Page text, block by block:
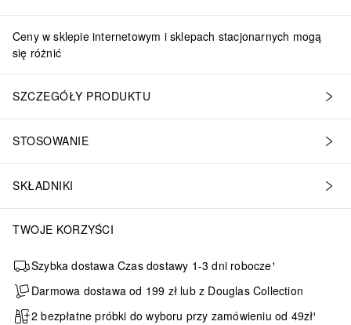
Ceny w sklepie internetowym i sklepach stacjonarnych mogą
się różnić
SZCZEGÓŁY PRODUKTU
STOSOWANIE
SKŁADNIKI
TWOJE KORZYŚCI
Szybka dostawa Czas dostawy 1-3 dni robocze¹
Darmowa dostawa od 199 zł lub z Douglas Collection
2 bezpłatne próbki do wyboru przy zamówieniu od 49zł¹